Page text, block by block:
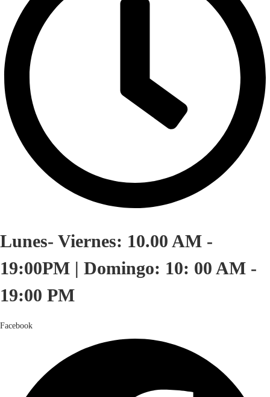
Lunes- Viernes: 10.00 AM -
19:00PM | Domingo: 10: 00 AM -
19:00 PM
Facebook